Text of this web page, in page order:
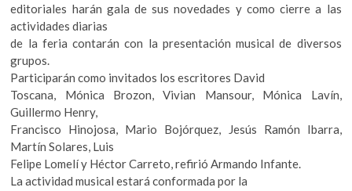
editoriales harán gala de sus novedades y como cierre a las
actividades diarias
de la feria contarán con la presentación musical de diversos
grupos.
Participarán como invitados los escritores David
Toscana, Mónica Brozon, Vivian Mansour, Mónica Lavín,
Guillermo Henry,
Francisco Hinojosa, Mario Bojórquez, Jesús Ramón Ibarra,
Martín Solares, Luis
Felipe Lomelí y Héctor Carreto, refirió Armando Infante.
La actividad musical estará conformada por la